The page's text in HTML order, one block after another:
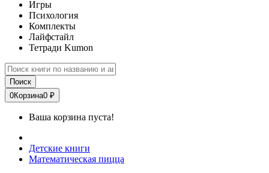
Игры
Психология
Комплекты
Лайфстайл
Тетради Kumon
Поиск
0Корзина0 ₽
Ваша корзина пуста!
Детские книги
Математическая пицца